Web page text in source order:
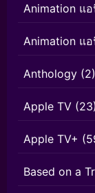
Animation แ
Animation แ
Anthology (2)
Apple TV (23)
Apple TV+
Based on a